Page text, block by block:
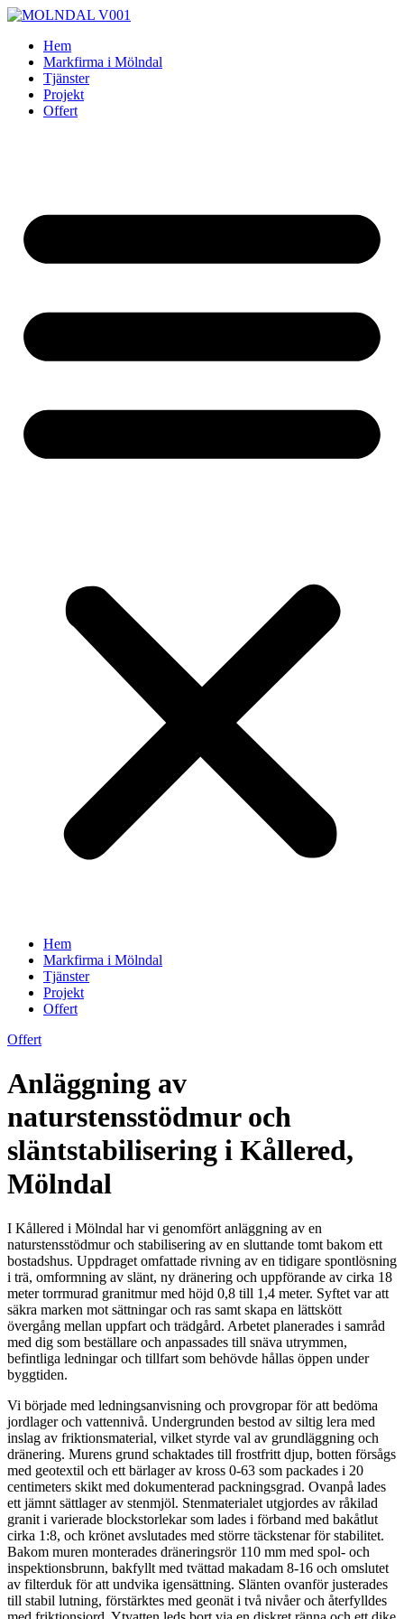
Skip
contentHem
Markfirma i Mölndal
Tjänster
Projekt
Offert
Hem
Markfirma i Mölndal
Tjänster
Projekt
Offert
Offert
Anläggning av
naturstensstödmur och
släntstabilisering i Kållered,
Mölndal
I Kållered i Mölndal har vi genomfört anläggning av en
naturstensstödmur och stabilisering av en sluttande tomt bakom ett
bostadshus. Uppdraget omfattade rivning av en tidigare spontlösning
i trä, omformning av slänt, ny dränering och uppförande av cirka 18
meter torrmurad granitmur med höjd 0,8 till 1,4 meter. Syftet var att
säkra marken mot sättningar och ras samt skapa en lättskött
övergång mellan uppfart och trädgård. Arbetet planerades i samråd
med dig som beställare och anpassades till snäva utrymmen,
befintliga ledningar och tillfart som behövde hållas öppen under
byggtiden.
Vi började med ledningsanvisning och provgropar för att bedöma
jordlager och vattennivå. Undergrunden bestod av siltig lera med
inslag av friktionsmaterial, vilket styrde val av grundläggning och
dränering. Murens grund schaktades till frostfritt djup, botten försågs
med geotextil och ett bärlager av kross 0-63 som packades i 20
centimeters skikt med dokumenterad packningsgrad. Ovanpå lades
ett jämnt sättlager av stenmjöl. Stenmaterialet utgjordes av råkilad
granit i varierade blockstorlekar som lades i förband med bakåtlut
cirka 1:8, och krönet avslutades med större täckstenar för stabilitet.
Bakom muren monterades dräneringsrör 110 mm med spol- och
inspektionsbrunn, bakfyllt med tvättad makadam 8-16 och omslutet
av filterduk för att undvika igensättning. Slänten ovanför justerades
till stabil lutning, förstärktes med geonät i två nivåer och återfylldes